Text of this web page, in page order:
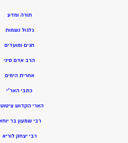
תורה ומדע
גלגול נשמות
חגים ומועדים
הרב אדם סיני
אחרית הימים
כתבי האר”י
הארי הקדוש
רבי שמעון בר
רבי יצחק לוריא